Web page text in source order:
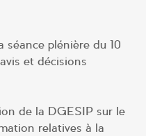
plénière du 10
et décisions
de la DGESIP sur le
relatives à la